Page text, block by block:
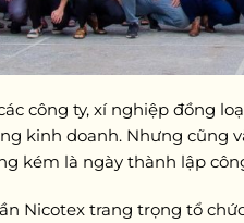
công ty, xí nghiệp đồng
kinh doanh. Nhưng cũng
kém là ngày thành lập
Nicotex trang trọng tổ